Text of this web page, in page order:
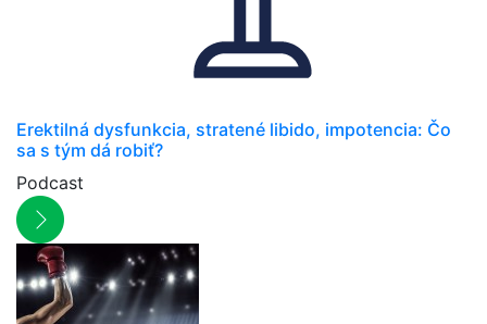
Erektilná dysfunkcia, stratené libido, impotencia: Čo
sa s tým dá robiť?
Podcast